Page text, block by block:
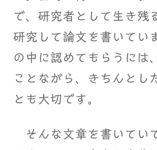
で、研究者として生き残
研究して論文を書いてい
の中に認めてもらうには
ことながら、きちんとし
とも大切です。
そんな文章を書いてい